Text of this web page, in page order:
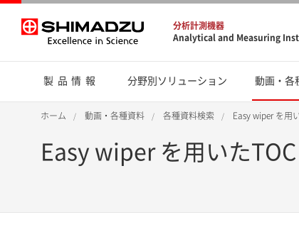
分析計測機器
Analytical and Measuring
製品情報 分野別ソリューション 動画・各
ホーム 動画・各種資料 各種資料検索 Easy wiper を用
Easy wiper を用いた